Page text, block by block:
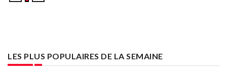
LES PLUS POPULAIRES DE LA SEMAINE